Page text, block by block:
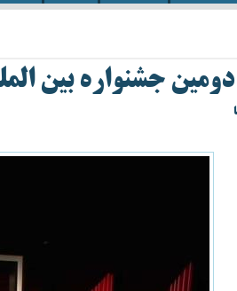
دومین جشنواره بین